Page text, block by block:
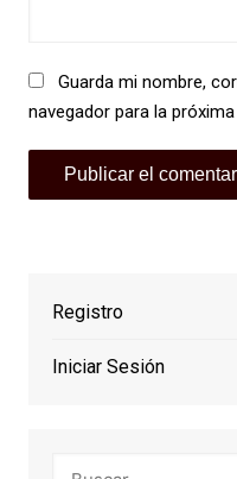
Guarda mi nombre,
navegador para la
Registro
Iniciar Sesión